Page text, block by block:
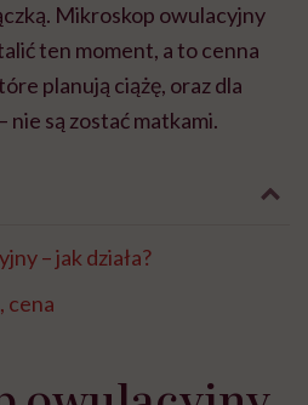
Mikroskop owulacyjny
ten moment, a to cenna
planują ciążę, oraz dla
są zostać matkami.
– jak działa?
cena